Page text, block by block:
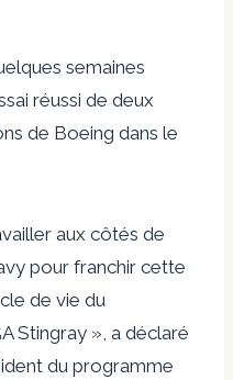
semaines
réussi de deux
de Boeing dans le
aux côtés de
pour franchir cette
de vie du
Stingray », a déclaré
du programme